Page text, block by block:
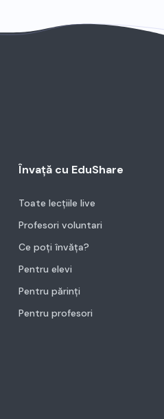
Învață cu EduShare
Toate lecțiile live
Profesori voluntari
Ce poți învăța?
Pentru elevi
Pentru părinți
Pentru profesori